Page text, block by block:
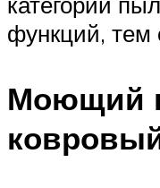
функций, тем
Моющий